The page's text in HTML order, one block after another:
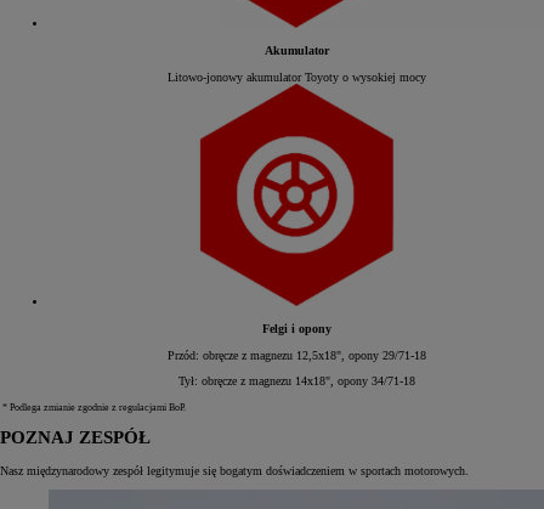
Akumulator
Litowo-jonowy akumulator Toyoty o wysokiej mocy
Felgi i opony
Przód: obręcze z magnezu 12,5x18", opony 29/71-18
Tył: obręcze z magnezu 14x18", opony 34/71-18
* Podlega zmianie zgodnie z regulacjami BoP.
POZNAJ ZESPÓŁ
Nasz międzynarodowy zespół legitymuje się bogatym doświadczeniem w sportach motorowych.